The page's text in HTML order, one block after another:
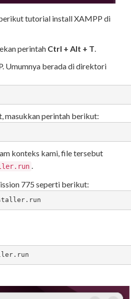
tutorial install XAMPP di
perintah Ctrl + Alt + T.
Umumnya berada di direktori
masukkan perintah berikut:
konteks kami, file tersebut
.
775 seperti berikut: